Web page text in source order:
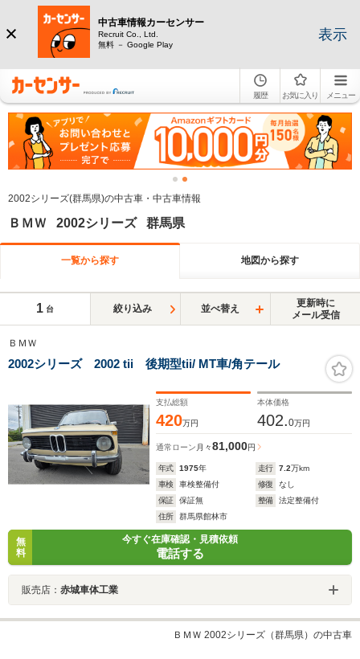
中古車情報カーセンサー
Recruit Co., Ltd.
無料 － Google Play
表示
履歴 お気に入り メニュー
2002シリーズ(群馬県)の中古車・中古車情報
ＢＭＷ 2002シリーズ 群馬県
一覧から探す 地図から探す
1 台 絞り込み 並べ替え
更新時に
メール受信
ＢＭＷ
2002シリーズ 2002 tii 後期型tii/ MT車/角テール
支払総額
420万円
本体価格
402.0万円
通常ローン 月々81,000円
年式 1975年 走行 7.2万km
車検
車検整備付 修復
なし
保証
保証無 整備
法定整備付
住所
群馬県館林市
無
料
今すぐ在庫確認・見積依頼
電話する
販売店： 赤城車体工業
ＢＭＷ 2002シリーズ（群馬県）の中古車